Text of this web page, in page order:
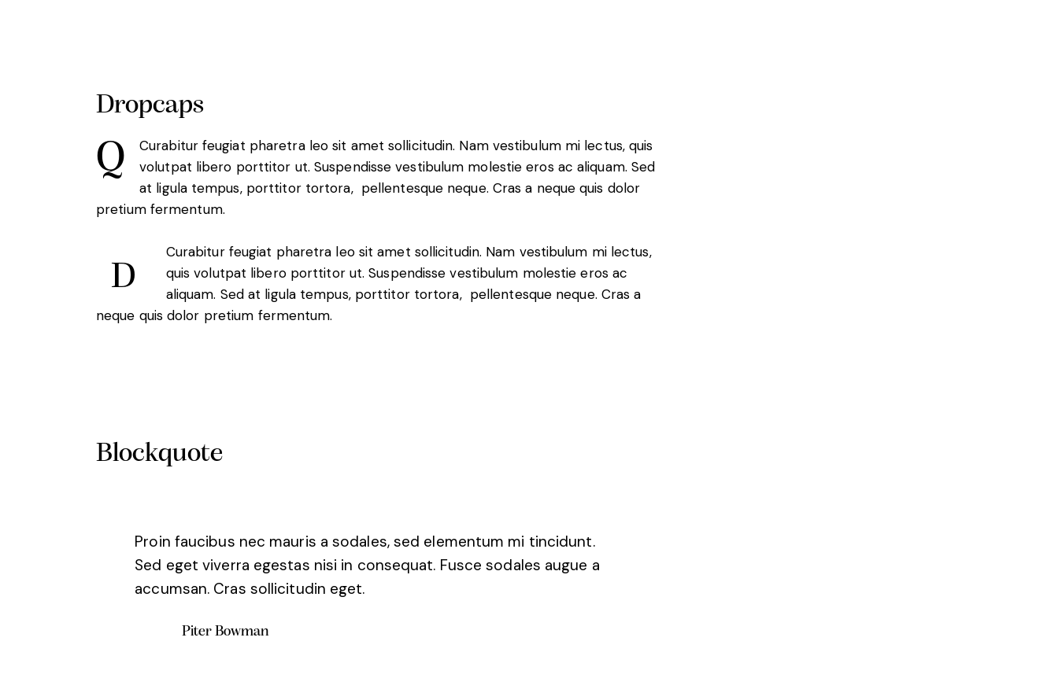
Dropcaps
Q
Curabitur feugiat pharetra leo sit amet sollicitudin. Nam vestibulum mi lectus, quis
volutpat libero porttitor ut. Suspendisse vestibulum molestie eros ac aliquam. Sed
at ligula tempus, porttitor tortora, pellentesque neque. Cras a neque quis dolor
pretium fermentum.
D
Curabitur feugiat pharetra leo sit amet sollicitudin. Nam vestibulum mi lectus,
quis volutpat libero porttitor ut. Suspendisse vestibulum molestie eros ac
aliquam. Sed at ligula tempus, porttitor tortora, pellentesque neque. Cras a
neque quis dolor pretium fermentum.
Blockquote
Proin faucibus nec mauris a sodales, sed elementum mi tincidunt.
Sed eget viverra egestas nisi in consequat. Fusce sodales augue a
accumsan. Cras sollicitudin eget.
Piter Bowman